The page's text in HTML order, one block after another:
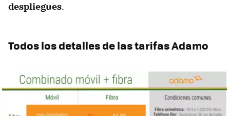
despliegues.
Todos los detalles de las tarifas Adamo